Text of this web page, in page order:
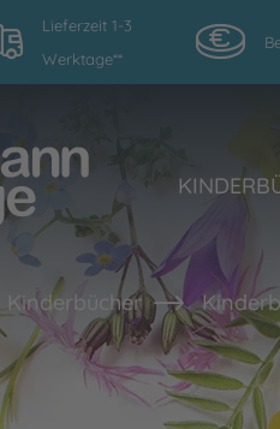
Lieferzeit 1-3
Werktage**
Kinderbücher